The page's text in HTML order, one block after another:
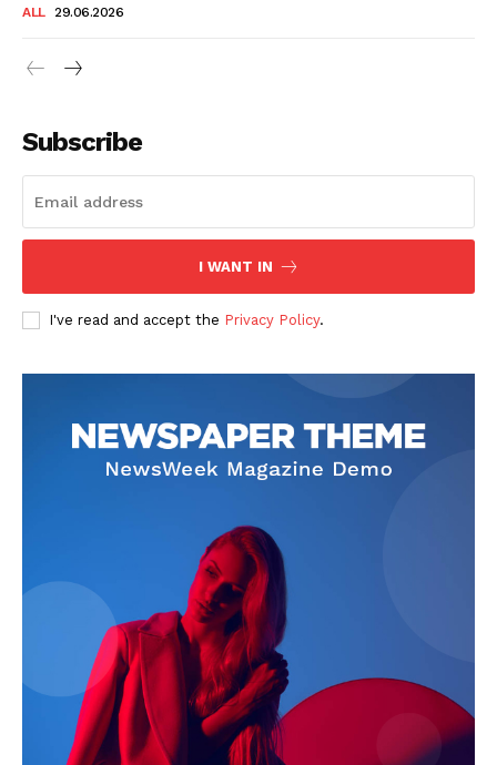
ALL 29.06.2026
Subscribe
I WANT IN
I've read and accept the Privacy Policy.